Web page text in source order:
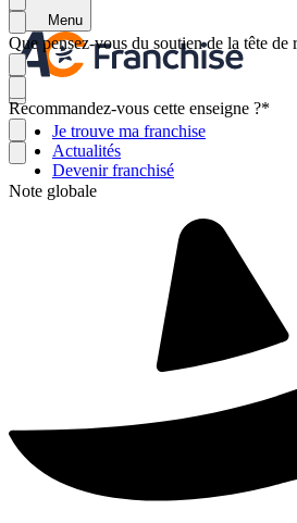
Menu
Je trouve ma franchise
Actualités
Devenir franchisé
Que pensez-vous du soutien de la tête de
Recommandez-vous cette enseigne ?*
Note globale